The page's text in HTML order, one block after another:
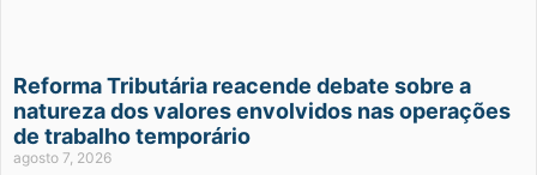
Reforma Tributária reacende debate sobre a
natureza dos valores envolvidos nas operações
de trabalho temporário
agosto 7, 2026